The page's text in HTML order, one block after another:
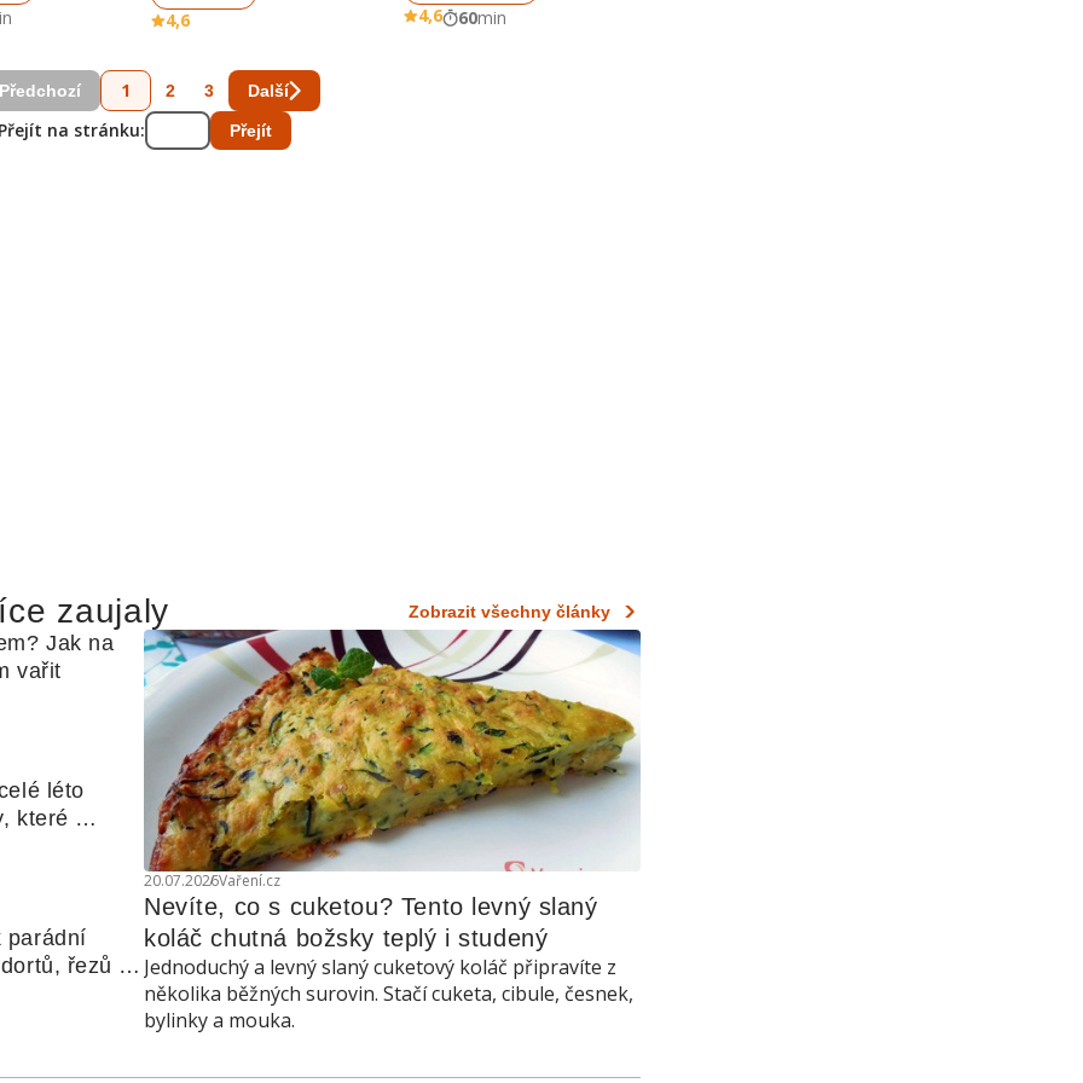
4,6 4,6 60min
Předchozí 1 2 3 Další
Přejít na stránku: Přejít
zaujaly Zobrazit všechny články
20.07.2026Vaření.cz
Nevíte, co s cuketou? Tento levný slaný
koláč chutná božsky teplý i studený
Jednoduchý a levný slaný cuketový koláč připravíte z
několika běžných surovin. Stačí cuketa, cibule, česnek,
bylinky a mouka.
Jak na
vařit
léto
které
nebo
parádní
řezů a